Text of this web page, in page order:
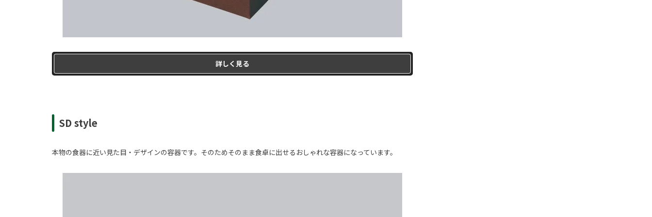
詳しく見る
SD style
本物の食器に近い見た目・デザインの容器です。そのためそのまま食卓に出せるおしゃれな容器になっています。